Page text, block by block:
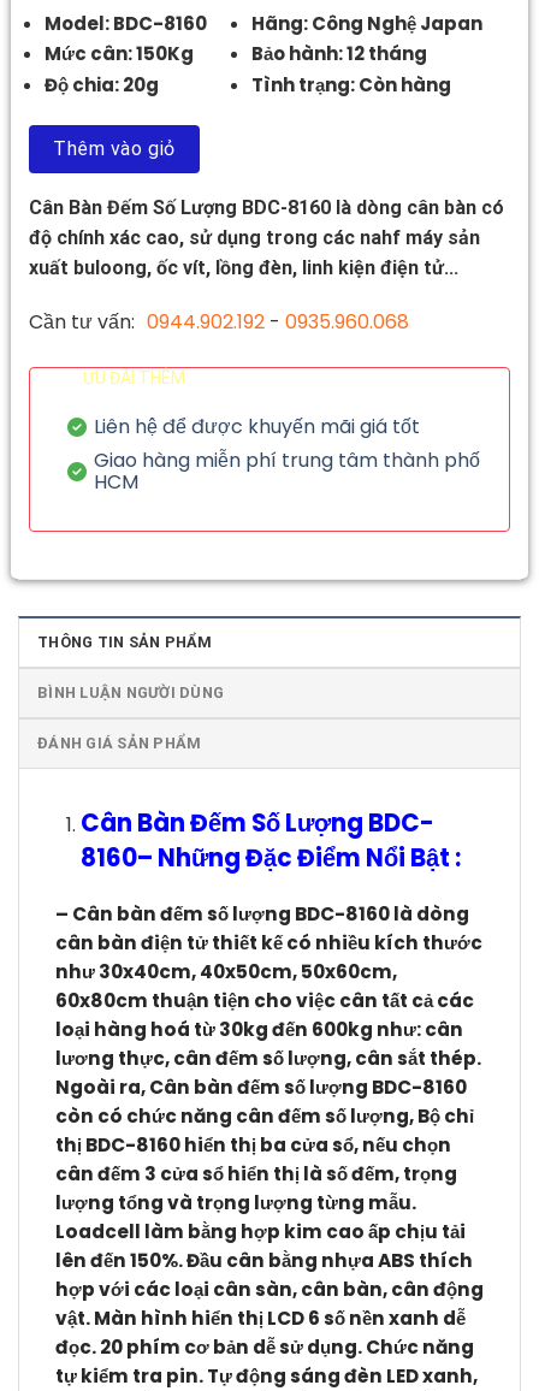
Model: BDC-8160
Mức cân: 150Kg
Độ chia: 20g
Hãng: Công Nghệ Japan
Bảo hành: 12 tháng
Tình trạng: Còn hàng
Thêm vào giỏ
Cân Bàn Đếm Số Lượng BDC-8160 là dòng cân bàn có
độ chính xác cao, sử dụng trong các nahf máy sản
xuất buloong, ốc vít, lồng đèn, linh kiện điện tử...
Cần tư vấn: 0944.902.192 - 0935.960.068
ƯU ĐÃI THÊM
Liên hệ để được khuyến mãi giá tốt
Giao hàng miễn phí trung tâm thành phố
HCM
THÔNG TIN SẢN PHẨM
BÌNH LUẬN NGƯỜI DÙNG
ĐÁNH GIÁ SẢN PHẨM
Cân Bàn Đếm Số Lượng BDC-
8160– Những Đặc Điểm Nổi Bật :
– Cân bàn đếm số lượng BDC-8160 là dòng
cân bàn điện tử thiết kế có nhiều kích thước
như 30x40cm, 40x50cm, 50x60cm,
60x80cm thuận tiện cho việc cân tất cả các
loại hàng hoá từ 30kg đến 600kg như: cân
lương thực, cân đếm số lượng, cân sắt thép.
Ngoài ra,Cân bànđếm số lượng BDC-8160
còn có chức năng cân đếm số lượng, Bộ chỉ
thị BDC-8160 hiển thị ba cửa sổ, nếu chọn
cân đếm 3 cửa sổ hiển thị là số đếm, trọng
lượng tổng và trọng lượng từng mẫu.
Loadcell làm bằng hợp kim cao ấp chịu tải
lên đến 150%. Đầu cân bằng nhựa ABS thích
hợp với các loại cân sàn, cân bàn, cân động
vật. Màn hình hiển thị LCD 6 số nền xanh dễ
đọc. 20 phím cơ bản dễ sử dụng. Chức năng
tự kiểm tra pin. Tự động sáng đèn LED xanh,